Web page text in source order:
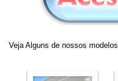
Veja Alguns de nossos modelos